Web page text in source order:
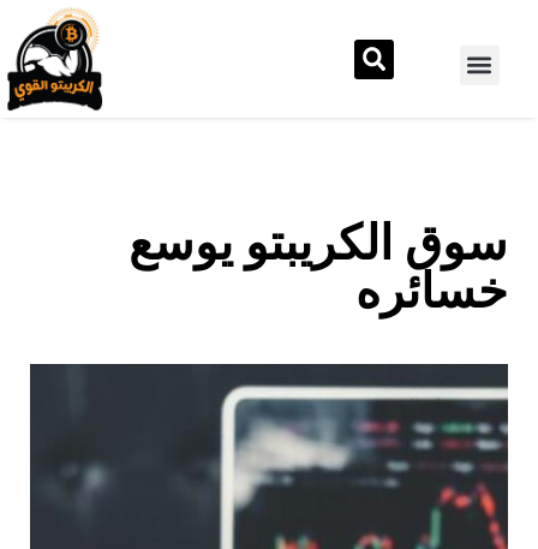
سوق الكريبتو يوسع
خسائره